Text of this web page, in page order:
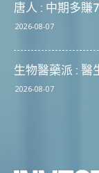
唐人 : 中期多賺
2026-08-07
生物醫藥派 : 醫
2026-08-07